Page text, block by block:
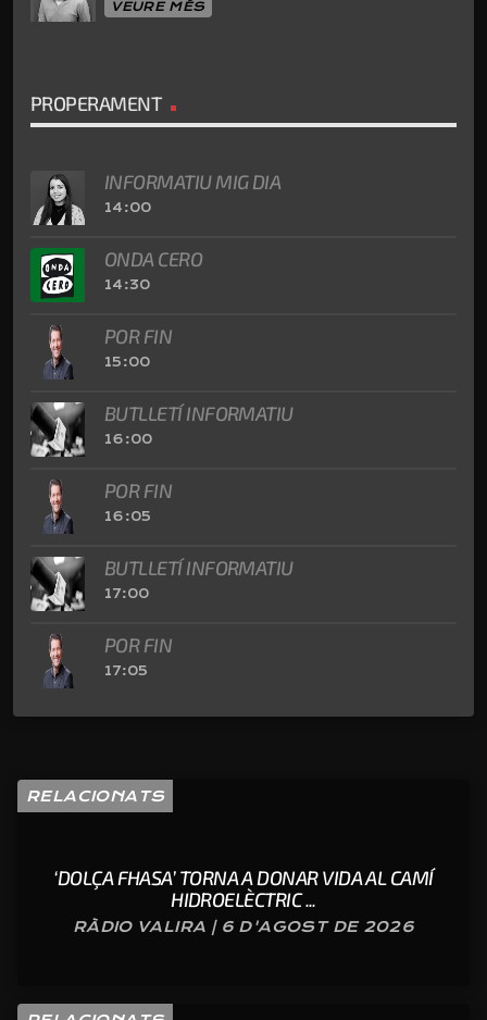
VEURE MÉS
PROPERAMENT
INFORMATIU MIG DIA
14:00
ONDA CERO
14:30
POR FIN
15:00
BUTLLETÍ INFORMATIU
16:00
POR FIN
16:05
BUTLLETÍ INFORMATIU
17:00
POR FIN
17:05
RELACIONATS
‘DOLÇA FHASA’ TORNA A DONAR VIDA AL CAMÍ
HIDROELÈCTRIC ...
RÀDIO VALIRA | 6 D'AGOST DE 2026